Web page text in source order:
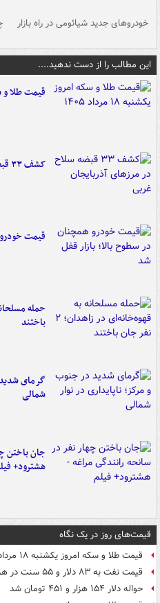
خودروهای جدید شیائومی در راه بازار
این مطالب را از دست ندهید....
قیمت طلا و سکه
کشف ۳۳ قبضه سلاح در مرزهای آذربایجان غربی
قیمت خودرو
باختند
گرمای شدید
شمالی
جان باختن
هشترود+
قیمت‌های روز در یک نگاه
قیمت طلا و سکه امروز یکشنبه ۱۸ مرداد ۱۴۰۵
قیمت نفت به ۸۳ دلار و ۵۵ سنت در هر بشکه رسید
حواله دلار ۱۵۴ هزار و ۴۵۱ تومان شد